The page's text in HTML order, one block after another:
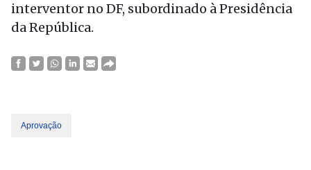
interventor no DF, subordinado à Presidência
da República.
Aprovação